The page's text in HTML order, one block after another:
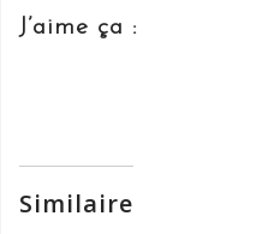
J’aime ça :
Similaire